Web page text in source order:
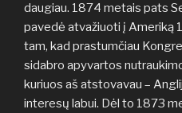
daugiau. 1874 metais pats
pavedė atvažiuoti į Ameriką
tam, kad prastumčiau
sidabro apyvartos
kuriuos aš atstovavau –
interesų labui. Dėl to 1873